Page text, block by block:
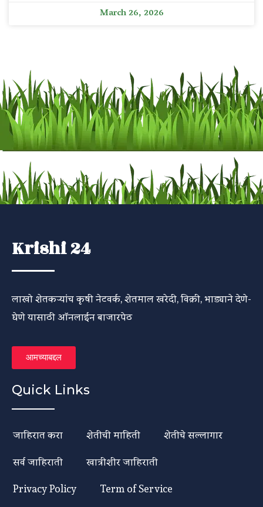
March 26, 2026
Krishi 24
लाखो शेतकऱ्यांच कृषी नेटवर्क, शेतमाल खरेदी, विक्री, भाड्याने देणे-
घेणे यासाठी ऑनलाईन बाजारपेठ
आमच्याबद्दल
Quick Links
जाहिरात करा शेतीची माहिती
शेतीचे सल्लागार
सर्व जाहिराती
खात्रीशीर जाहिराती
Privacy Policy
Term of Service